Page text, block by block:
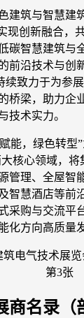
建筑与智慧建
现创新融合，
碳智慧建筑与
前沿技术与创
续致力于为参
桥梁，助力企
技术实力。
能，绿色转型
核心领域，将
管理、全屋智
智慧酒店等前
采购与交流平
化方向高质量
商名录（